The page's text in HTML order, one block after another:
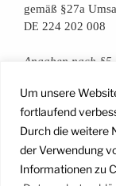
Um unsere
fortlaufend
Durch die weitere
der Verwendung
Informationen zu
gemäß §27a
DE 224 202 008
Anga­ben nach §5
Facebook